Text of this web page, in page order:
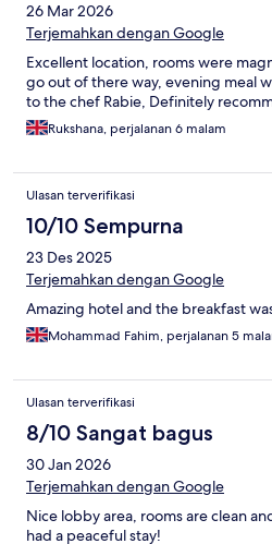
26 Mar 2026
Terjemahkan dengan Google
Excellent location, rooms were
go out of there way, evening meal
to the chef Rabie, Definitely
Rukshana, perjalanan 6 malam
Ulasan terverifikasi
10/10 Sempurna
23 Des 2025
Terjemahkan dengan Google
Amazing hotel and the breakfast
Mohammad Fahim, perjalanan 5
Ulasan terverifikasi
8/10 Sangat bagus
30 Jan 2026
Terjemahkan dengan Google
Nice lobby area, rooms are clean
had a peaceful stay!